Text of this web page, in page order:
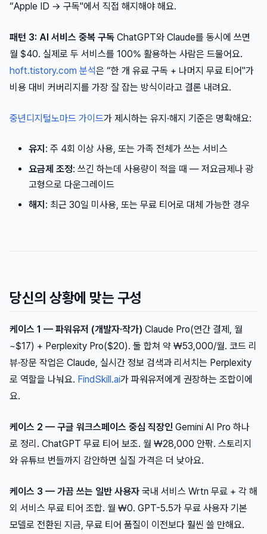
“Apple ID → 구독"에서 직접 해지해야 해요.
패턴 3: AI 서비스 중복 구독 ChatGPT와 Claude를 동시에 쓰면
월 $40. 실제로 두 서비스를 100% 활용하는 사람은 드물어요.
hoft.tistory.com 분석은 “한 개 유료 구독 + 나머지 무료 티어"가
비용 대비 커버리지를 가장 잘 잡는 방식이라고 결론 내려요.
중년디지털노마드 가이드가 제시하는 유지·해지 기준은 명확해요:
유지 : 주 4회 이상 사용, 또는 가족 전체가 쓰는 서비스
요금제 조정: 쓰긴 하는데 사용량이 적을 때 — 저요금제나 광
고형으로 다운그레이드
해지 : 최근 30일 미사용, 또는 무료 티어로 대체 가능한 경우
당신의 상황에 맞는 구성
케이스 1 — 파워유저 (개발자·작가) Claude Pro(연간 결제, 월
~$17) + Perplexity Pro($20). 둘 합쳐 약 ₩53,000/월. 코드 리
뷰·장문 작업은 Claude, 실시간 정보 검색과 리서치는 Perplexity
로 역할을 나눠요. FindSkill.ai가 파워유저에게 권장하는 조합이에
요.
케이스 2 — 구글 워크스페이스 중심 직장인 Gemini AI Pro 하나
로 정리. ChatGPT 무료 티어 보조. 월 ₩28,000 안팎. 스토리지
와 유튜브 번들까지 감안하면 실질 가격은 더 낮아요.
케이스 3 — 가끔 쓰는 일반 사용자 국내 서비스 Wrtn 무료 + 각 해
외 서비스 무료 티어 조합. 월 ₩0. GPT-5.5가 무료 사용자 기본
모델로 전환된 지금, 무료 티어 품질이 이전보다 훨씬 쓸 만해요.